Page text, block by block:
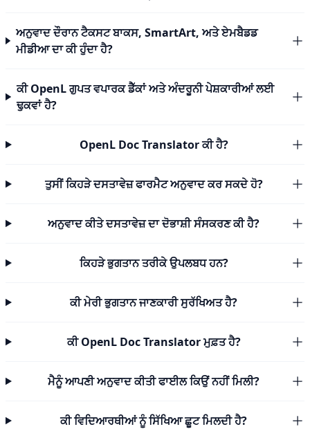
ਅਨੁਵਾਦ ਦੌਰਾਨ ਟੈਕਸਟ ਬਾਕਸ, SmartArt, ਅਤੇ ਏਮਬੈਡਡ
ਮੀਡੀਆ ਦਾ ਕੀ ਹੁੰਦਾ ਹੈ?
ਕੀ OpenL ਗੁਪਤ ਵਪਾਰਕ ਡੈੱਕਾਂ ਅਤੇ ਅੰਦਰੂਨੀ ਪੇਸ਼ਕਾਰੀਆਂ ਲਈ
ਢੁਕਵਾਂ ਹੈ?
OpenL Doc Translator ਕੀ ਹੈ?
ਤੁਸੀਂ ਕਿਹੜੇ ਦਸਤਾਵੇਜ਼ ਫਾਰਮੈਟ ਅਨੁਵਾਦ ਕਰ ਸਕਦੇ ਹੋ?
ਅਨੁਵਾਦ ਕੀਤੇ ਦਸਤਾਵੇਜ਼ ਦਾ ਦੋਭਾਸ਼ੀ ਸੰਸਕਰਣ ਕੀ ਹੈ?
ਕਿਹੜੇ ਭੁਗਤਾਨ ਤਰੀਕੇ ਉਪਲਬਧ ਹਨ?
ਕੀ ਮੇਰੀ ਭੁਗਤਾਨ ਜਾਣਕਾਰੀ ਸੁਰੱਖਿਅਤ ਹੈ?
ਕੀ OpenL Doc Translator ਮੁਫ਼ਤ ਹੈ?
ਮੈਨੂੰ ਆਪਣੀ ਅਨੁਵਾਦ ਕੀਤੀ ਫਾਈਲ ਕਿਉਂ ਨਹੀਂ ਮਿਲੀ?
ਕੀ ਵਿਦਿਆਰਥੀਆਂ ਨੂੰ ਸਿੱਖਿਆ ਛੂਟ ਮਿਲਦੀ ਹੈ?